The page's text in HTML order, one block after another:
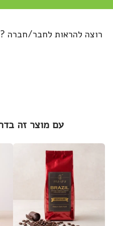
רוצה להראות לחבר/חברה ?
עם מוצר זה